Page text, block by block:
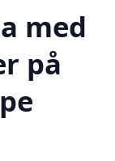
med
på